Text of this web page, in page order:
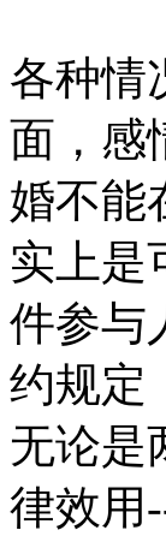
各种情
面，感
婚不能
实上是
件参与
约规定
无论是
律效用